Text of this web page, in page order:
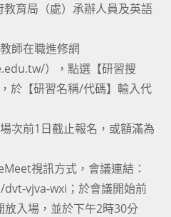
育局（處）承辦人員及英語
師在職進修網
），點選【研習搜
於【研習名稱/代碼】輸入代
次前1日截止報名，或額滿為
視訊方式，會議連結：
vjva-wxi；於會議開始前
入場，並於下午2時30分